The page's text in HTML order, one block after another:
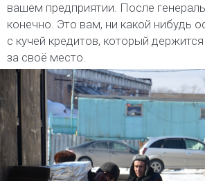
вашем предприятии. После
конечно. Это вам, ни какой нибудь
с кучей кредитов, который
за своё место.